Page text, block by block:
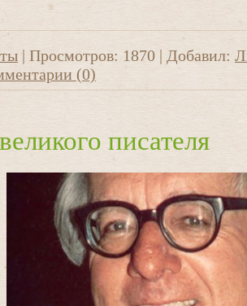
| Просмотров: 1870 | Добавил:
(0)
писателя